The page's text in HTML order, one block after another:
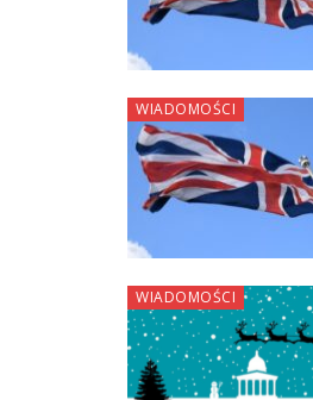
WIADOMOŚCI
WIADOMOŚCI